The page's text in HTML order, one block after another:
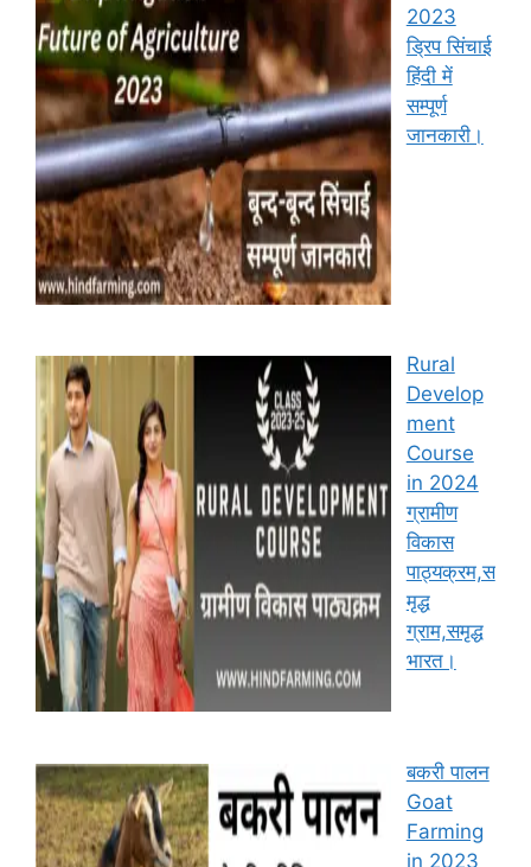
2023
ड्रिप सिंचाई
हिंदी में
सम्पूर्ण
जानकारी।
Rural
Develop
ment
Course
in 2024
ग्रामीण
विकास
पाठ्यक्रम,स
मृद्ध
ग्राम,समृद्ध
भारत।
बकरी पालन
Goat
Farming
in 2023